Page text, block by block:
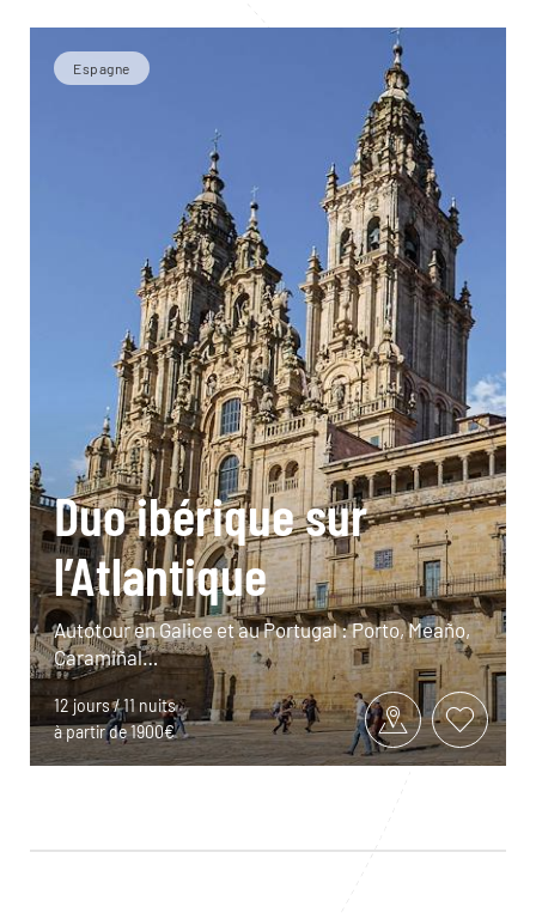
Espagne
Duo ibérique sur
l’Atlantique
Autotour en Galice et au Portugal : Porto, Meaño,
Caramiñal…
12 jours / 11 nuits
à partir de 1900€